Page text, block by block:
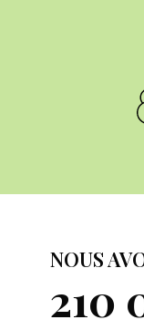
NOUS
210